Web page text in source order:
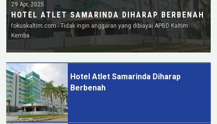
29 Apr, 2025
HOTEL ATLET SAMARINDA DIHARAP BERBENAH
fokuskaltim.com - Tidak ingin anggaran yang dibiayai APBD Kaltim
Kemba…
Hotel Atlet Samarinda Diharap
Berbenah